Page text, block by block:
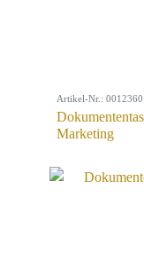
Artikel-Nr.: 0012360
Marketing